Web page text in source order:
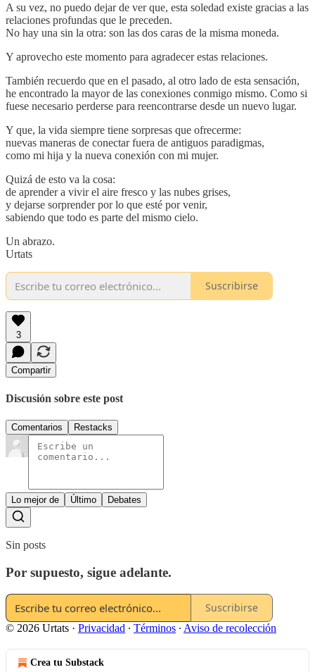
A su vez, no puedo dejar de ver que, esta soledad existe gracias a las
relaciones profundas que le preceden.
No hay una sin la otra: son las dos caras de la misma moneda.
Y aprovecho este momento para agradecer estas relaciones.
También recuerdo que en el pasado, al otro lado de esta sensación,
he encontrado la mayor de las conexiones conmigo mismo. Como si
fuese necesario perderse para reencontrarse desde un nuevo lugar.
Y que, la vida siempre tiene sorpresas que ofrecerme:
nuevas maneras de conectar fuera de antiguos paradigmas,
como mi hija y la nueva conexión con mi mujer.
Quizá de esto va la cosa:
de aprender a vivir el aire fresco y las nubes grises,
y dejarse sorprender por lo que esté por venir,
sabiendo que todo es parte del mismo cielo.
Un abrazo.
Urtats
Suscribirse
3
Compartir
Discusión sobre este post
Comentarios Restacks
Lo mejor de Último Debates
Sin posts
Por supuesto, sigue adelante.
Suscribirse
© 2026 Urtats · Privacidad ∙ Términos ∙ Aviso de recolección
Crea tu Substack